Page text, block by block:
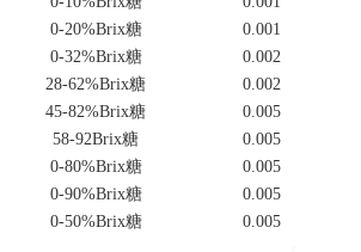
0-20%Brix糖
0.001
0-32%Brix糖
0.002
28-62%Brix糖
0.002
45-82%Brix糖
0.005
58-92Brix糖
0.005
0-80%Brix糖
0.005
0-90%Brix糖
0.005
0-50%Brix糖 0.005